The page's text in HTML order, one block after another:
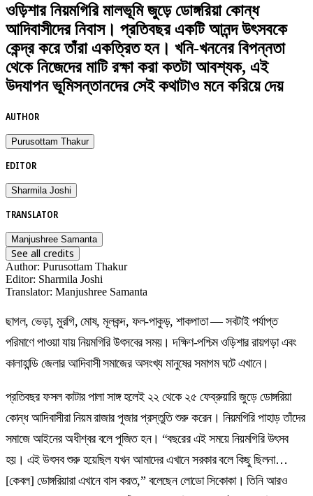
ওড়িশার নিয়মগিরি মালভূমি জুড়ে ডোঙ্গরিয়া কোন্ধ
আদিবাসীদের নিবাস। প্রতিবছর একটি আনন্দ উৎসবকে
কেন্দ্র করে তাঁরা একত্রিত হন। খনি-খননের বিপন্নতা
থেকে নিজেদের মাটি রক্ষা করা কতটা আবশ্যক, এই
উদযাপন ভূমিসন্তানদের সেই কথাটাও মনে করিয়ে দেয়
AUTHOR
Purusottam Thakur
EDITOR
Sharmila Joshi
TRANSLATOR
Manjushree Samanta
See all credits
Author: Purusottam Thakur
Editor: Sharmila Joshi
Translator: Manjushree Samanta
ছাগল, ভেড়া, মুরগি, মোষ, মূলকন্দ, ফল-পাকুড়, শাকপাতা — সবটাই পর্যাপ্ত
পরিমাণে পাওয়া যায় নিয়মগিরি উৎসবের সময়। দক্ষিণ-পশ্চিম ওড়িশার রায়গড়া এবং
কালাহান্ডি জেলার আদিবাসী সমাজের অসংখ্য মানুষের সমাগম ঘটে এখানে।
প্রতিবছর ফসল কাটার পালা সাঙ্গ হলেই ২২ থেকে ২৫ ফেব্রুয়ারি জুড়ে ডোঙ্গরিয়া
কোন্ধ আদিবাসীরা নিয়ম রাজার পূজার প্রস্তুতি শুরু করেন। নিয়মগিরি পাহাড় তাঁদের
সমাজে আইনের অধীশ্বর বলে পূজিত হন। “বছরের এই সময়ে নিয়মগিরি উৎসব
হয়। এই উৎসব শুরু হয়েছিল যখন আমাদের এখানে সরকার বলে কিছু ছিলনা…
[কেবল] ডোঙ্গরিয়ারা এখানে বাস করত,” বলেছেন লোডো সিকোকা। তিনি আরও